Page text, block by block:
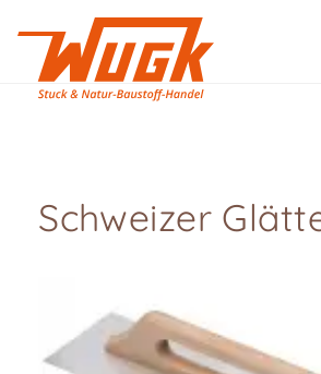
Schweizer